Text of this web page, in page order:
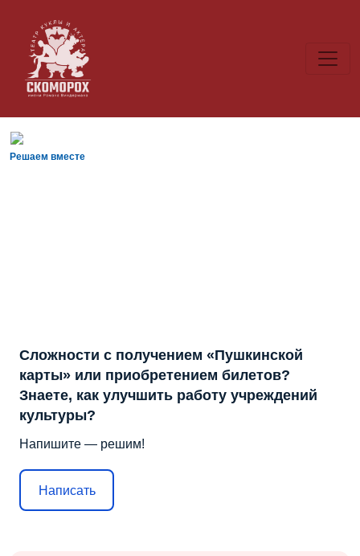
Решаем вместе
Сложности с получением «Пушкинской
карты» или приобретением билетов?
Знаете, как улучшить работу учреждений
культуры?
Напишите — решим!
Написать